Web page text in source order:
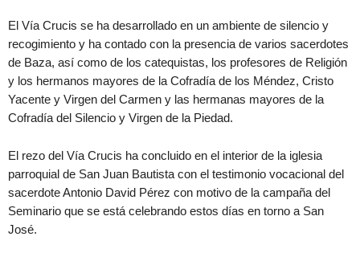
El Vía Crucis se ha desarrollado en un ambiente de silencio y
recogimiento y ha contado con la presencia de varios sacerdotes
de Baza, así como de los catequistas, los profesores de Religión
y los hermanos mayores de la Cofradía de los Méndez, Cristo
Yacente y Virgen del Carmen y las hermanas mayores de la
Cofradía del Silencio y Virgen de la Piedad.
El rezo del Vía Crucis ha concluido en el interior de la iglesia
parroquial de San Juan Bautista con el testimonio vocacional del
sacerdote Antonio David Pérez con motivo de la campaña del
Seminario que se está celebrando estos días en torno a San
José.